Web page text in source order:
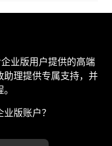
业版用户提供的高端
助理提供专属支持，并
版账户？